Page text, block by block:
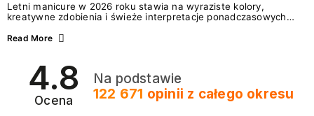
Letni manicure w 2026 roku stawia na wyraziste kolory,
kreatywne zdobienia i świeże interpretacje ponadczasowych
zarówno energetycznych odcieni inspirowanych wakacjami, jak
2026? Znajdź inspirację dla swojego manicure!
Read More
4.8
Ocena
Na podstawie
122 671 opinii z całego okresu